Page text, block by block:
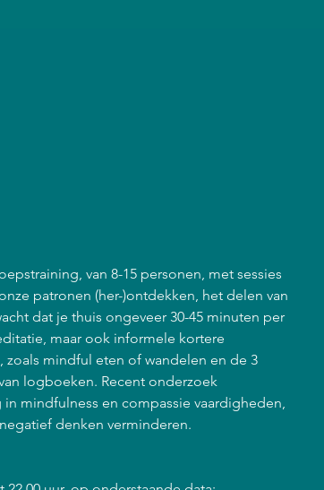
van 8-15 personen, met sessies
patronen (her-)ontdekken, het delen van
dat je thuis ongeveer 30-45 minuten per
maar ook informele kortere
mindful eten of wandelen en de 3
logboeken. Recent onderzoek
mindfulness en compassie vaardigheden,
denken verminderen.